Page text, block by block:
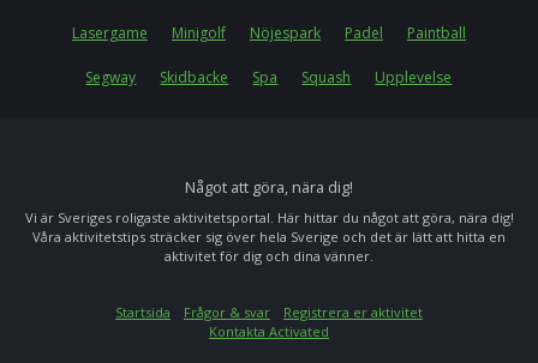
Lasergame Minigolf Nöjespark Padel Paintball
Segway Skidbacke Spa Squash Upplevelse
Något att göra, nära dig!
Vi är Sveriges roligaste aktivitetsportal. Här hittar du något att göra, nära dig!
Våra aktivitetstips sträcker sig över hela Sverige och det är lätt att hitta en
aktivitet för dig och dina vänner.
Startsida Frågor & svar
Registrera er aktivitet
Kontakta Activated